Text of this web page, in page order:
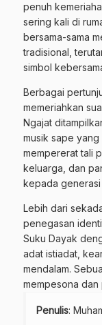
penuh
sering kali di
bersama-sama
tradisional,
simbol
Berbagai
memeriahkan
Ngajat
musik sape yang
mempererat tali
keluarga, dan
kepada generasi
Lebih dari
penegasan
Suku Dayak
adat istiadat,
mendalam.
mempesona dan
Penulis: